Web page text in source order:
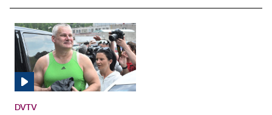
DVTV